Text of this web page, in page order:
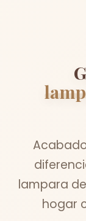
lampara
hogar